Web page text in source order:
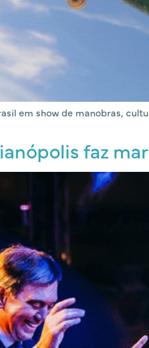
em show de manobras,
faz